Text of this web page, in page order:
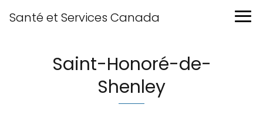
Santé et Services Canada
Saint-Honoré-de-
Shenley